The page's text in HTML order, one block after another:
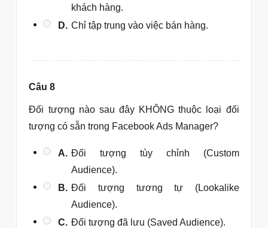
khách hàng.
D. Chỉ tập trung vào việc bán hàng.
Câu 8
Đối tượng nào sau đây KHÔNG thuộc loại đối
tượng có sẵn trong Facebook Ads Manager?
A. Đối tượng tùy chỉnh (Custom
Audience).
B. Đối tượng tương tự (Lookalike
Audience).
C. Đối tượng đã lưu (Saved Audience).